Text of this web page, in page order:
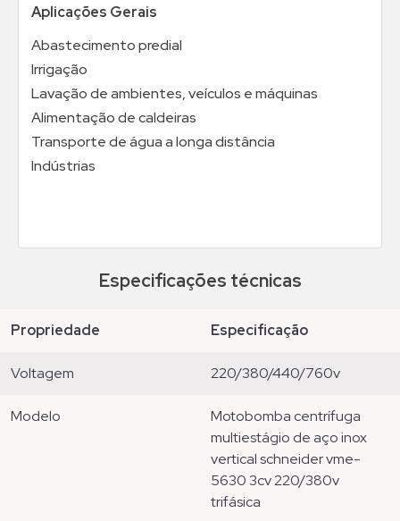
Aplicações Gerais
Abastecimento predial
Irrigação
Lavação de ambientes, veículos e máquinas
Alimentação de caldeiras
Transporte de água a longa distância
Indústrias
Especificações técnicas
propriedade especificação
voltagem 220/380/440/760v
modelo
motobomba centrífuga
multiestágio de aço inox
vertical schneider vme-
5630 3cv 220/380v
trifásica